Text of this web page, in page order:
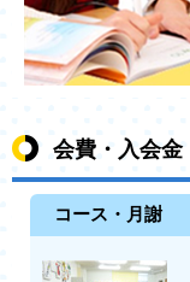
会費・入会金
コース・月謝